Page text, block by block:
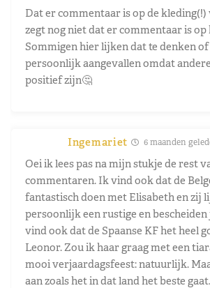
Dat er commentaar is op de kleding(!)
zegt nog niet dat er commentaar is op
Sommigen hier lijken dat te denken
persoonlijk aangevallen omdat
positief zijn🤔
Ingemariet 6 maanden
Oei ik lees pas na mijn stukje de rest
commentaren. Ik vind ook dat de
fantastisch doen met Elisabeth en zij
persoonlijk een rustige en
vind ook dat de Spaanse KF het heel
Leonor. Zou ik haar graag met een
mooi verjaardagsfeest: natuurlijk.
aan zoals het in dat land het beste